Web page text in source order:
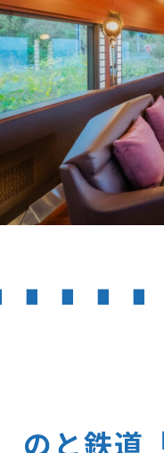
∎ ∎ ∎ ∎
のと鉄道